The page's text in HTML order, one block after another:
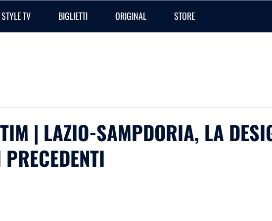
TV BIGLIETTI ORIGINAL STORE
| LAZIO-SAMPDORIA, LA